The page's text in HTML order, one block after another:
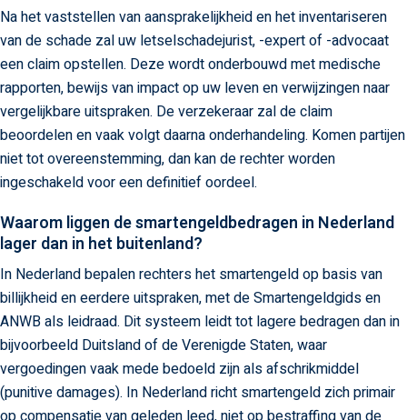
Na het vaststellen van aansprakelijkheid en het inventariseren
van de schade zal uw letselschadejurist, -expert of -advocaat
een claim opstellen. Deze wordt onderbouwd met medische
rapporten, bewijs van impact op uw leven en verwijzingen naar
vergelijkbare uitspraken. De verzekeraar zal de claim
beoordelen en vaak volgt daarna onderhandeling. Komen partijen
niet tot overeenstemming, dan kan de rechter worden
ingeschakeld voor een definitief oordeel.
Waarom liggen de smartengeldbedragen in Nederland
lager dan in het buitenland?
In Nederland bepalen rechters het smartengeld op basis van
billijkheid en eerdere uitspraken, met de Smartengeldgids en
ANWB als leidraad. Dit systeem leidt tot lagere bedragen dan in
bijvoorbeeld Duitsland of de Verenigde Staten, waar
vergoedingen vaak mede bedoeld zijn als afschrikmiddel
(punitive damages). In Nederland richt smartengeld zich primair